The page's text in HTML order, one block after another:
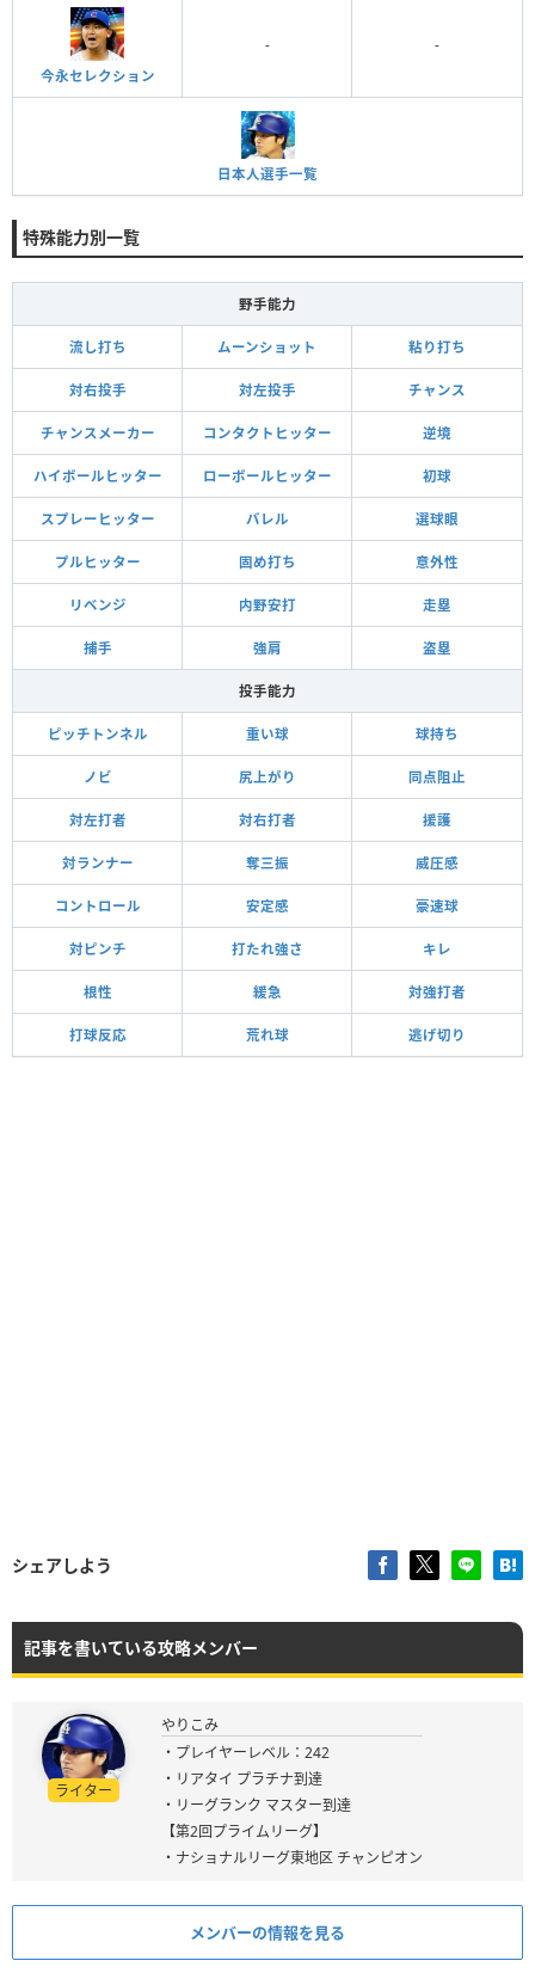
今永セレクション
- -
日本人選手一覧
特殊能力別一覧
野手能力
流し打ち ムーンショット 粘り打ち
対右投手 対左投手 チャンス
チャンスメーカー コンタクトヒッター 逆境
ハイボールヒッター ローボールヒッター 初球
スプレーヒッター バレル 選球眼
プルヒッター 固め打ち 意外性
リベンジ 内野安打 走塁
捕手 強肩 盗塁
投手能力
ピッチトンネル 重い球 球持ち
ノビ 尻上がり 同点阻止
対左打者 対右打者 援護
対ランナー 奪三振 威圧感
コントロール 安定感 豪速球
対ピンチ 打たれ強さ キレ
根性 緩急 対強打者
打球反応 荒れ球 逃げ切り
シェアしよう
記事を書いている攻略メンバー
ライター
やりこみ
・プレイヤーレベル：242
・リアタイ プラチナ到達
・リーグランク マスター到達
【第2回プライムリーグ】
・ナショナルリーグ東地区 チャンピオン
メンバーの情報を見る